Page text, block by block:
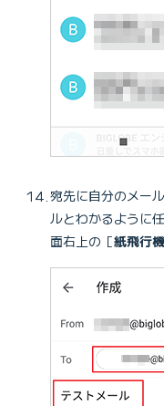
宛先に自分のメー
ルとわかるように
面右上の［紙飛行